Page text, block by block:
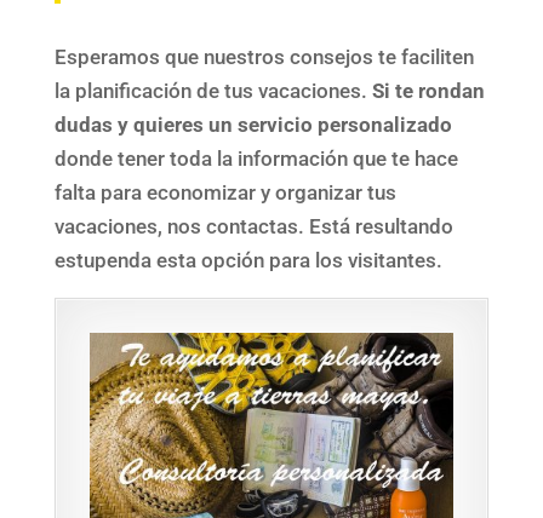
Esperamos que nuestros consejos te faciliten
la planificación de tus vacaciones. Si te rondan
dudas y quieres un servicio personalizado
donde tener toda la información que te hace
falta para economizar y organizar tus
vacaciones, nos contactas. Está resultando
estupenda esta opción para los visitantes.